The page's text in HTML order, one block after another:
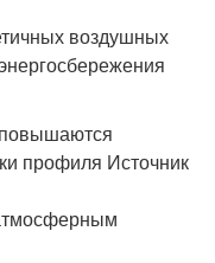
воздушных
профиля Источник